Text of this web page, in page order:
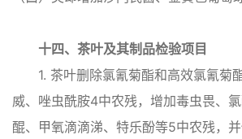
十四、茶叶及其制品检验项目
1. 茶叶删除氯氰菊酯和高效氯氰菊
威、唑虫酰胺4中农残，增加毒虫畏、
醌、甲氧滴滴涕、特乐酚等5中农残，并